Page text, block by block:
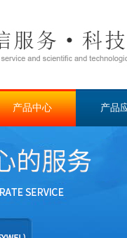
产品中心 产品